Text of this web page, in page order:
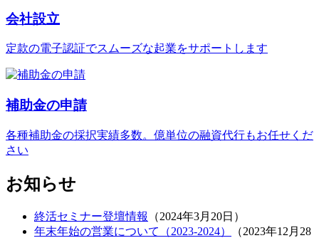
会社設立
定款の電子認証でスムーズな起業をサポートします
補助金の申請
各種補助金の採択実績多数。億単位の融資代行もお任せくだ
さい
お知らせ
終活セミナー登壇情報 （2024年3月20日 ）
年末年始の営業について（2023-2024）
（2023年12月28